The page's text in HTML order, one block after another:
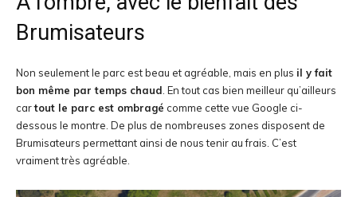
Brumisateurs
Non seulement le parc est beau et agréable, mais en plus il y fait
bon même par temps chaud . En tout cas bien meilleur qu’ailleurs
cartout le parc est ombragé comme cette vue Google ci-
dessous le montre. De plus de nombreuses zones disposent de
Brumisateurs permettant ainsi de nous tenir au frais. C’est
vraiment très agréable.